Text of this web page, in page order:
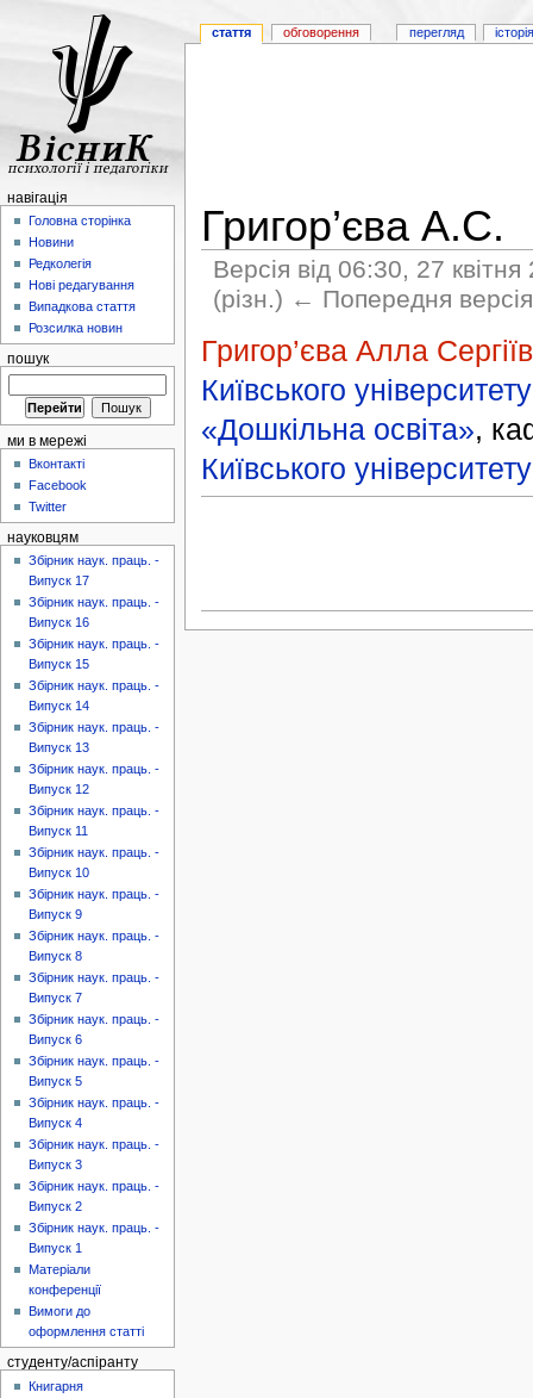
Григор’єва А.С.
Версія від 06:30, 27
(різн.) ← Попередня
Григор’єва Алла
Київського
«Дошкільна освіта»,
Київського
стаття обговорення перегляд
навігація
Головна сторінка
Новини
Редколегія
Нові редагування
Випадкова стаття
Розсилка новин
пошук
ми в мережі
Вконтакті
Facebook
Twitter
науковцям
Збірник наук. праць. -
Випуск 17
Збірник наук. праць. -
Випуск 16
Збірник наук. праць. -
Випуск 15
Збірник наук. праць. -
Випуск 14
Збірник наук. праць. -
Випуск 13
Збірник наук. праць. -
Випуск 12
Збірник наук. праць. -
Випуск 11
Збірник наук. праць. -
Випуск 10
Збірник наук. праць. -
Випуск 9
Збірник наук. праць. -
Випуск 8
Збірник наук. праць. -
Випуск 7
Збірник наук. праць. -
Випуск 6
Збірник наук. праць. -
Випуск 5
Збірник наук. праць. -
Випуск 4
Збірник наук. праць. -
Випуск 3
Збірник наук. праць. -
Випуск 2
Збірник наук. праць. -
Випуск 1
Матеріали
конференції
Вимоги до
оформлення статті
студенту/аспіранту
Книгарня